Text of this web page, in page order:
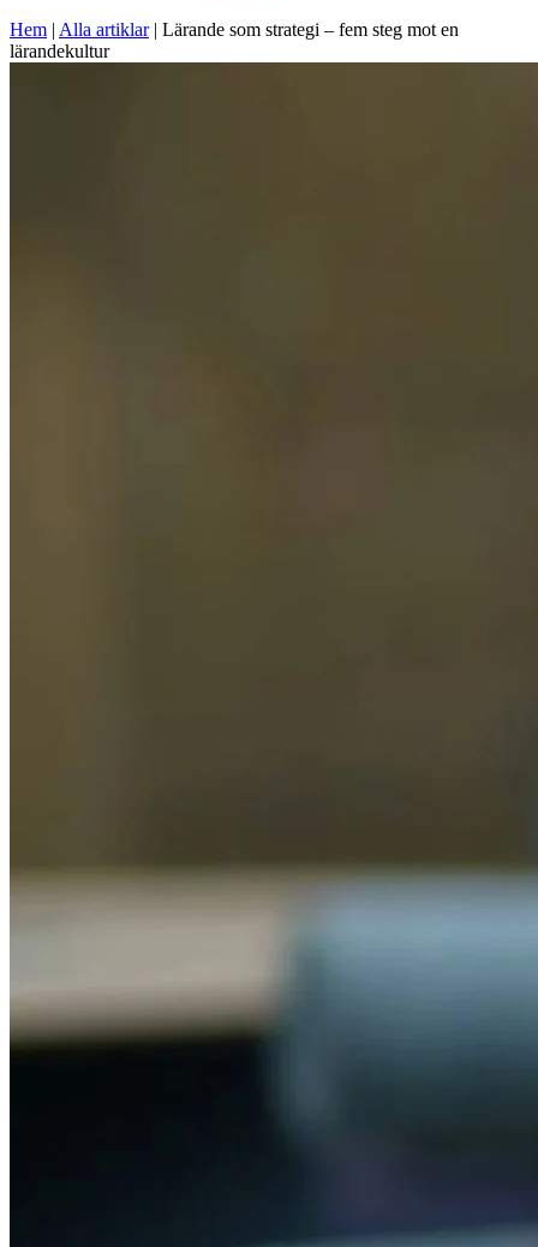
Hem | Alla artiklar| Lärande som strategi – fem steg mot en
lärandekultur